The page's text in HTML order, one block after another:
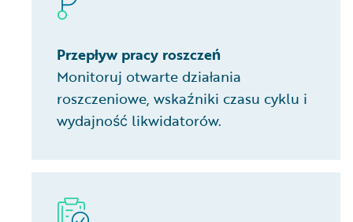
Przepływ pracy roszczeń
Monitoruj otwarte działania
roszczeniowe, wskaźniki czasu cyklu i
wydajność likwidatorów.